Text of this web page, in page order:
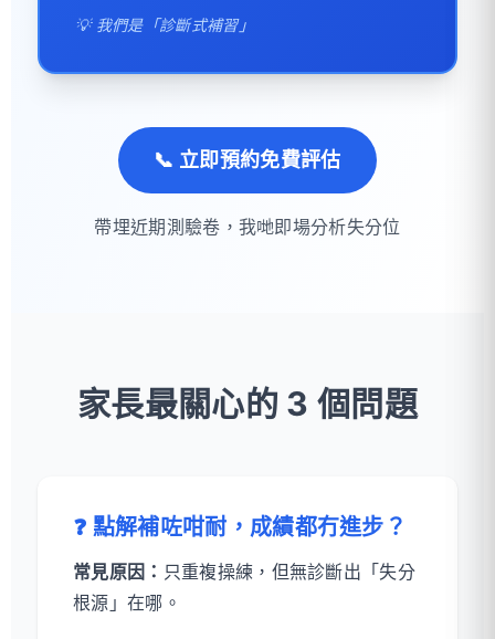
💡 我們是「診斷式補習」
📞 立即預約免費評估
帶埋近期測驗卷，我哋即場分析失分位
家長最關心的 3 個問題
❓ 點解補咗咁耐，成績都冇進步？
常見原因： 只重複操練，但無診斷出「失分
根源」在哪。